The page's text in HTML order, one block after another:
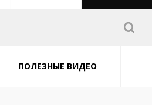
ПОЛЕЗНЫЕ ВИДЕО